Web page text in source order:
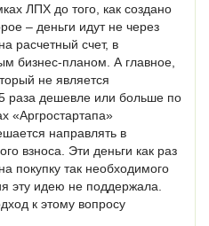
ЛПХ до того, как создано
– деньги идут не через
расчетный счет, в
бизнес-планом. А главное,
не является
раза дешевле или больше по
«Аргростартапа»
направлять в
взноса. Эти деньги как раз
покупку так необходимого
эту идею не поддержала.
к этому вопросу